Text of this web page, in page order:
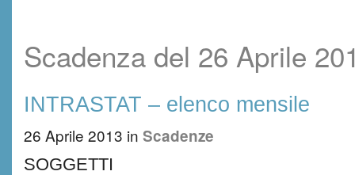
Scadenza del 26 Aprile
INTRASTAT – elenco mensile
26 Aprile 2013 in Scadenze
SOGGETTI